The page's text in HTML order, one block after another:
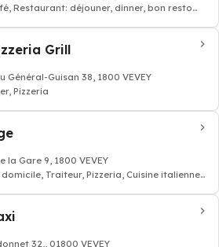
Restaurant: déjouner, dinner, bon resto
Grill
Général-Guisan 38, 1800 VEVEY
Pizzeria
la Gare 9, 1800 VEVEY
Traiteur, Pizzeria, Cuisine italienne,
32,, 01800 VEVEY